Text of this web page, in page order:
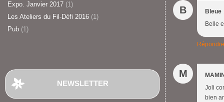
Expo. Janvier 2017 (1)
Les Ateliers du Fil-Défi 2016 (1)
Pub (1)
NEWSLETTER
B Bleue
Belle
Répondre
M
Joli
bien